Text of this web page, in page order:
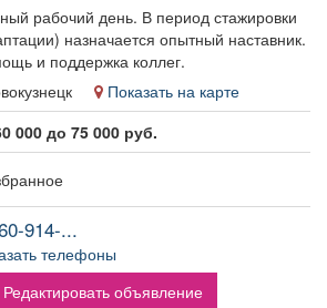
Поздравления Погода
Я - пенсионер
рабочий день. В период стажировки
назначается опытный наставник.
и поддержка коллег.
Показать на карте
000 до 75 000 руб.
914-...
телефоны
Редактировать объявление